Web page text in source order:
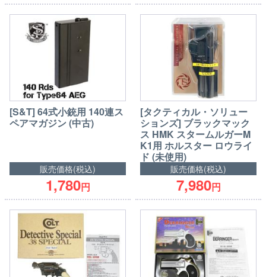
[S&T] 64式小銃用 140連ス
ペアマガジン (中古)
販売価格(税込)
1,780円
[タクティカル・ソリュー
ションズ] ブラックマック
ス HMK スタームルガーM
K1用 ホルスター ロウライ
ド (未使用)
販売価格(税込)
7,980円